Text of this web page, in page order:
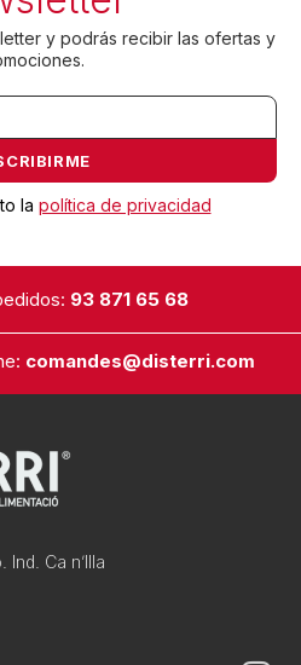
y podrás recibir las ofertas y
la política de privacidad
93 871 65 68
comandes@disterri.com
Ca n’Illa